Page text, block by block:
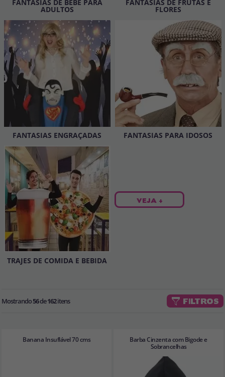
CRIAR CONTA
FANTASIAS DE BEBÊ PARA
ADULTOS
FANTASIAS DE FRUTAS E
FLORES
FANTASIAS ENGRAÇADAS FANTASIAS PARA IDOSOS
TRAJES DE COMIDA E BEBIDA
VEJA +
Mostrando56de162itens FILTROS
Banana Insuflável 70 cms
Barba Cinzenta com Bigode e
Sobrancelhas